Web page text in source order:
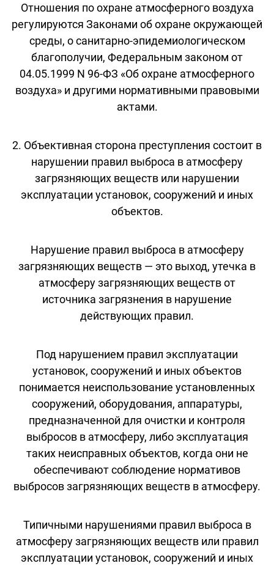
Отношения по охране атмосферного воздуха
регулируются Законами об охране окружающей
среды, о санитарно-эпидемиологическом
благополучии, Федеральным законом от
04.05.1999 N 96-ФЗ «Об охране атмосферного
воздуха» и другими нормативными правовыми
актами.
2. Объективная сторона преступления состоит в
нарушении правил выброса в атмосферу
загрязняющих веществ или нарушении
эксплуатации установок, сооружений и иных
объектов.
Нарушение правил выброса в атмосферу
загрязняющих веществ — это выход, утечка в
атмосферу загрязняющих веществ от
источника загрязнения в нарушение
действующих правил.
Под нарушением правил эксплуатации
установок, сооружений и иных объектов
понимается неиспользование установленных
сооружений, оборудования, аппаратуры,
предназначенной для очистки и контроля
выбросов в атмосферу, либо эксплуатация
таких неисправных объектов, когда они не
обеспечивают соблюдение нормативов
выбросов загрязняющих веществ в атмосферу.
Типичными нарушениями правил выброса в
атмосферу загрязняющих веществ или правил
эксплуатации установок, сооружений и иных